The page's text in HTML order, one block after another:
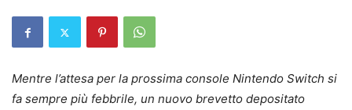
Mentre l’attesa per la prossima console Nintendo Switch si
fa sempre più febbrile, un nuovo brevetto depositato